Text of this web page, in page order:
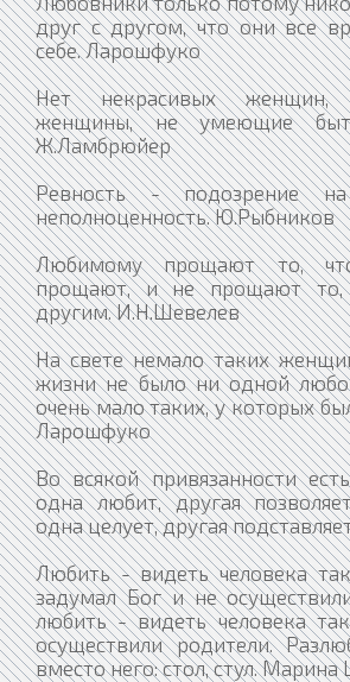
друг с другом, что они все
себе. Ларошфуко
Нет некрасивых женщин,
женщины, не умеющие
Ж.Ламбрюйер
Ревность - подозрение на
неполноценность. Ю.Рыбников
Любимому прощают то,
прощают, и не прощают то,
другим. И.Н.Шевелев
На свете немало таких
жизни не было ни одной
очень мало таких, у которых
Ларошфуко
Во всякой привязанности
одна любит, другая
одна целует, другая
Любить - видеть человека
задумал Бог и не
любить - видеть человека
осуществили родители.
вместо него: стол, стул. Марина